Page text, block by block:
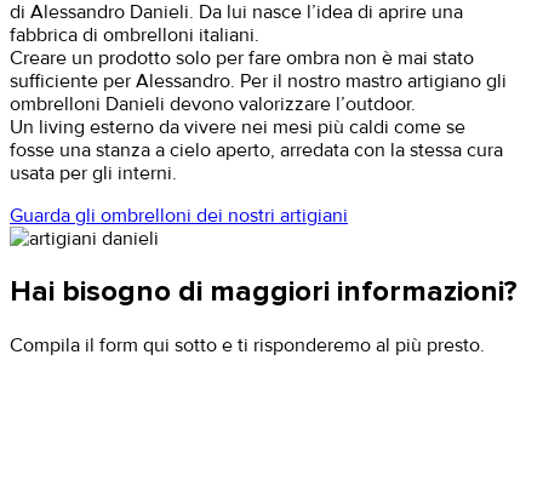
di Alessandro Danieli. Da lui nasce l’idea di aprire una
fabbrica di ombrelloni italiani.
Creare un prodotto solo per fare ombra non è mai stato
sufficiente per Alessandro. Per il nostro mastro artigiano gli
ombrelloni Danieli devono valorizzare l’outdoor.
Un living esterno da vivere nei mesi più caldi come se
fosse una stanza a cielo aperto, arredata con la stessa cura
usata per gli interni.
Guarda gli ombrelloni dei nostri artigiani
Hai bisogno di maggiori informazioni?
Compila il form qui sotto e ti risponderemo al più presto.